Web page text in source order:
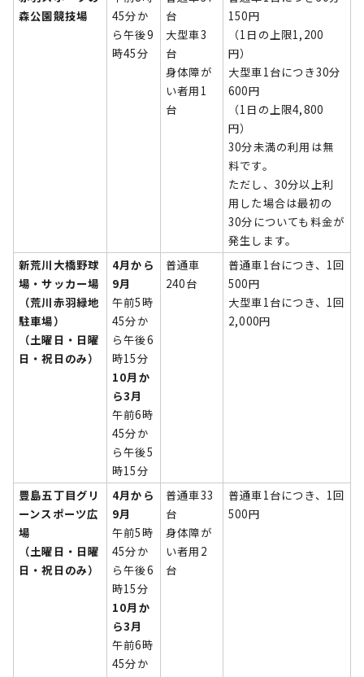
森公園競技場
45分か
ら午後9
時45分
台
大型車3
台
身体障が
い者用1
台
150円
（1日の上限1,200
円）
大型車1台につき30分
600円
（1日の上限4,800
円）
30分未満の利用は無
料です。
ただし、30分以上利
用した場合は最初の
30分についても料金が
発生します。
新荒川大橋野球
場・サッカー場
（荒川赤羽緑地
駐車場）
（土曜日・日曜
日・祝日のみ）
4月から
9月
午前5時
45分か
ら午後6
時15分
10月か
ら3月
午前6時
45分か
ら午後5
時15分
普通車
240台
普通車1台につき、1回
500円
大型車1台につき、1回
2,000円
豊島五丁目グリ
ーンスポーツ広
場
（土曜日・日曜
日・祝日のみ）
4月から
9月
午前5時
45分か
ら午後6
時15分
10月か
ら3月
午前6時
45分か
普通車33
台
身体障が
い者用2
台
普通車1台につき、1回
500円